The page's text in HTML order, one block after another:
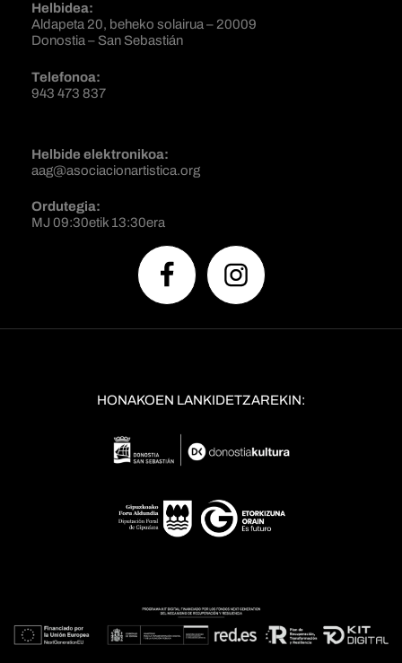
Helbidea:
Aldapeta 20, beheko solairua – 20009
Donostia – San Sebastián
Telefonoa:
943 473 837
Helbide elektronikoa:
aag@asociacionartistica.org
Ordutegia:
MJ 09:30etik 13:30era
HONAKOEN LANKIDETZAREKIN: